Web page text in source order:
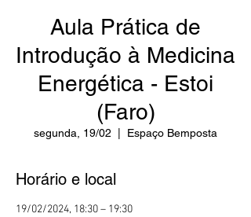
Aula Prática de
Introdução à Medicina
Energética - Estoi
(Faro)
segunda, 19/02 Espaço Bemposta
Horário e local
19/02/2024, 18:30 – 19:30